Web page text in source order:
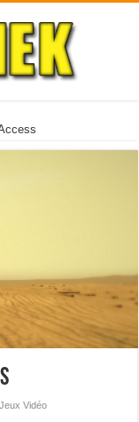
Vidéo